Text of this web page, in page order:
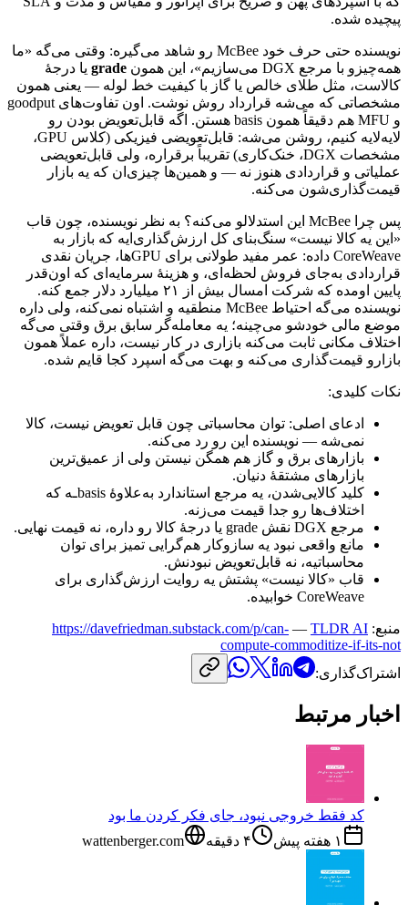
پیچیده شده.
نویسنده حتی حرف خود McBee رو شاهد می‌گیره: وقتی می‌گه «ما
همه‌چیزو با مرجع DGX می‌سازیم»، این همون grade یا درجهٔ
کالاست، مثل طلای خالص یا گاز با کیفیت خط لوله — یعنی همون
مشخصاتی که می‌شه قرارداد روش نوشت. اون تفاوت‌های goodput
و MFU هم دقیقاً همون basis هستن. اگه قابل‌تعویض بودن رو
لایه‌لایه کنیم، روشن می‌شه: قابل‌تعویضی فیزیکی (کلاس GPU،
مشخصات DGX، خنک‌کاری) تقریباً برقراره، ولی قابل‌تعویضی
عملیاتی و قراردادی هنوز نه — و همین‌ها چیزی‌ان که یه بازار
قیمت‌گذاری‌شون می‌کنه.
پس چرا McBee این استدلالو می‌کنه؟ به نظر نویسنده، چون قاب
«این یه کالا نیست» سنگ‌بنای کل ارزش‌گذاری‌ایه که بازار به
CoreWeave داده: عمر مفید طولانی برای GPUها، جریان نقدی
قراردادی به‌جای فروش لحظه‌ای، و هزینهٔ سرمایه‌ای که اون‌قدر
پایین اومده که شرکت امسال بیش از ۲۱ میلیارد دلار جمع کنه.
نویسنده می‌گه احتیاط McBee منطقیه و اشتباه نمی‌کنه، ولی داره
موضع مالی خودشو می‌چینه؛ یه معامله‌گر سابق برق وقتی می‌گه
اختلاف مکانی ثابت می‌کنه بازاری در کار نیست، داره عملاً همون
بازارو قیمت‌گذاری می‌کنه و بهت می‌گه اسپرد کجا قایم شده.
نکات کلیدی:
ادعای اصلی: توان محاسباتی چون قابل تعویض نیست، کالا
نمی‌شه — نویسنده این رو رد می‌کنه.
بازارهای برق و گاز هم همگن نیستن ولی از عمیق‌ترین
بازارهای مشتقهٔ دنیان.
کلید کالایی‌شدن، یه مرجع استاندارد به‌علاوهٔ basisـه که
اختلاف‌ها رو جدا قیمت می‌زنه.
مرجع DGX نقش grade یا درجهٔ کالا رو داره، نه قیمت نهایی.
مانع واقعی نبود یه سازوکار هم‌گرایی تمیز برای توان
محاسباتیه، نه قابل‌تعویض نبودنش.
قاب «کالا نیست» پشتش یه روایت ارزش‌گذاری برای
CoreWeave خوابیده.
منبع: TLDR AI
—
https://davefriedman.substack.com/p/can-
compute-commoditize-if-its-not
اشتراک‌گذاری:
اخبار مرتبط
کد فقط خروجی نبود، جای فکر کردن ما بود
۱ هفته پیش
۴ دقیقه wattenberger.com